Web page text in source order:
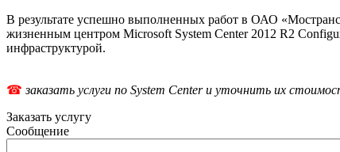
В результате успешно выполненных работ в ОАО
жизненным центром Microsoft System Center 2012 R2
инфраструктурой.
☎ заказать услуги по System Center и уточнить их
Заказать услугу
Сообщение